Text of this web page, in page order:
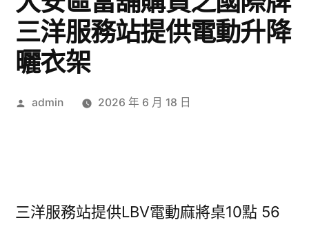
三洋服務站提供電動升降
曬衣架
作
admin 2026 年 6 月 18 日
三洋服務站提供LBV電動麻將桌10點 56